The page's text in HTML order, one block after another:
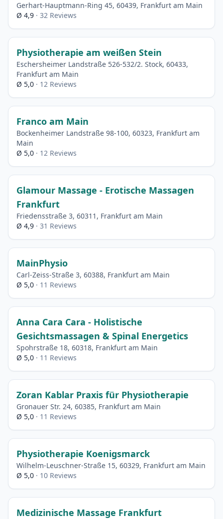
Gerhart-Hauptmann-Ring 45, 60439, Frankfurt am Main
Ø 4,9 · 32 Reviews
Physiotherapie am weißen Stein
Eschersheimer Landstraße 526-532/2. Stock, 60433,
Frankfurt am Main
Ø 5,0 · 12 Reviews
Franco am Main
Bockenheimer Landstraße 98-100, 60323, Frankfurt am
Main
Ø 5,0 · 12 Reviews
Glamour Massage - Erotische Massagen
Frankfurt
Friedensstraße 3, 60311, Frankfurt am Main
Ø 4,9 · 31 Reviews
MainPhysio
Carl-Zeiss-Straße 3, 60388, Frankfurt am Main
Ø 5,0 · 11 Reviews
Anna Cara Cara - Holistische
Gesichtsmassagen & Spinal Energetics
Spohrstraße 18, 60318, Frankfurt am Main
Ø 5,0 · 11 Reviews
Zoran Kablar Praxis für Physiotherapie
Gronauer Str. 24, 60385, Frankfurt am Main
Ø 5,0 · 11 Reviews
Physiotherapie Koenigsmarck
Wilhelm-Leuschner-Straße 15, 60329, Frankfurt am Main
Ø 5,0 · 10 Reviews
Medizinische Massage Frankfurt